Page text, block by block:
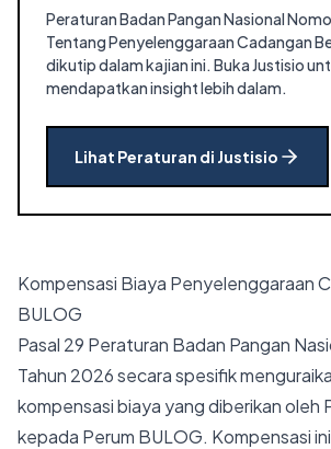
Peraturan Badan Pangan Nasional
Tentang Penyelenggaraan Cadangan
dikutip dalam kajian ini. Buka Justisio
mendapatkan insight lebih dalam.
Lihat Peraturan di Justisio
Kompensasi Biaya Penyelenggaraan
BULOG
Pasal 29 Peraturan Badan Pangan
Tahun 2026 secara spesifik
kompensasi biaya yang diberikan oleh
kepada Perum BULOG. Kompensasi